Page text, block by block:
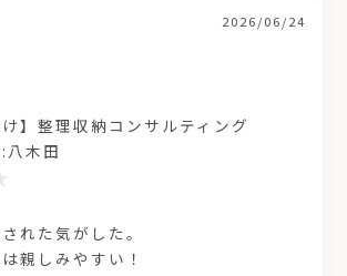
2026/06/24
け】整理収納コンサルティング
八木田
れた気がした。
親しみやすい！